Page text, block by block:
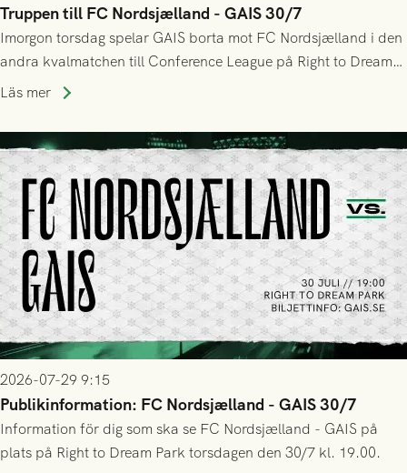
Truppen till FC Nordsjælland - GAIS 30/7
Imorgon torsdag spelar GAIS borta mot FC Nordsjælland i den
andra kvalmatchen till Conference League på Right to Dream
Park! Fredrik Holmberg och ledarstaben har tagit ut följande
Läs mer
2026-07-29 9:15
Publikinformation: FC Nordsjælland - GAIS 30/7
Information för dig som ska se FC Nordsjælland - GAIS på
plats på Right to Dream Park torsdagen den 30/7 kl. 19.00.